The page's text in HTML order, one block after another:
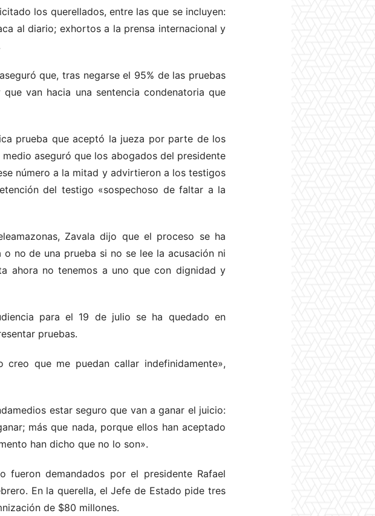
los querellados, entre las que se incluyen:
al diario; exhortos a la prensa internacional y
que, tras negarse el 95% de las pruebas
van hacia una sentencia condenatoria que
prueba que aceptó la jueza por parte de los
aseguró que los abogados del presidente
número a la mitad y advirtieron a los testigos
del testigo «sospechoso de faltar a la
Zavala dijo que el proceso se ha
no de una prueba si no se lee la acusación ni
ahora no tenemos a uno que con dignidad y
para el 19 de julio se ha quedado en
pruebas.
que me puedan callar indefinidamente»,
estar seguro que van a ganar el juicio:
más que nada, porque ellos han aceptado
han dicho que no lo son».
fueron demandados por el presidente Rafael
En la querella, el Jefe de Estado pide tres
de $80 millones.